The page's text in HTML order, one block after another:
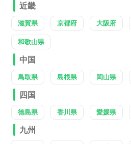
近畿
滋賀県 京都府 大阪府
和歌山県
中国
鳥取県 島根県 岡山県
四国
徳島県 香川県 愛媛県
九州